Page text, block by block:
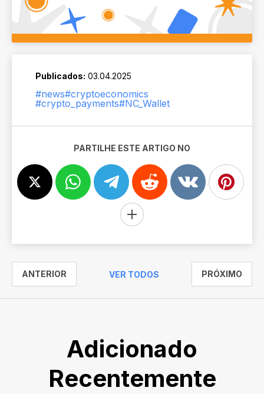
Publicados: 03.04.2025
#news#cryptoeconomics
#crypto_payments#NC_Wallet
PARTILHE ESTE ARTIGO NO
ANTERIOR VER TODOS PRÓXIMO
Adicionado
Recentemente